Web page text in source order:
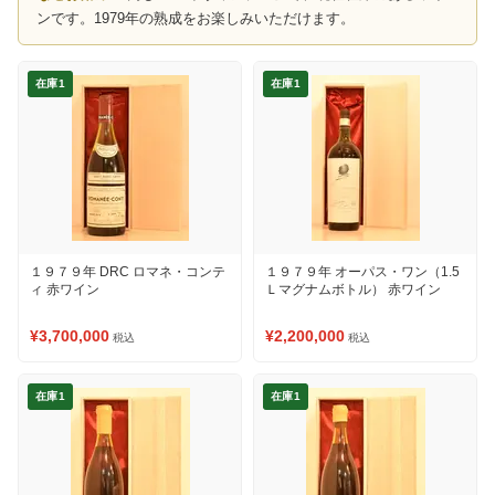
ンです。1979年の熟成をお楽しみいただけます。
在庫1
１９７９年 DRC ロマネ・コンテ
ィ 赤ワイン
¥3,700,000 税込
在庫1
１９７９年 オーパス・ワン（1.5
Ｌマグナムボトル） 赤ワイン
¥2,200,000 税込
在庫1 在庫1